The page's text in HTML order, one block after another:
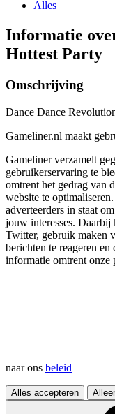
Alles
Informatie
Hottest Party
Omschrijving
Dance Dance
Gameliner.nl maakt
Gameliner verzamelt
gebruikerservaring te
omtrent het gedrag van
website te
adverteerders in staat
jouw interesses.
Twitter, gebruik maken
berichten te reageren
informatie omtrent
naar ons beleid
Alles accepteren